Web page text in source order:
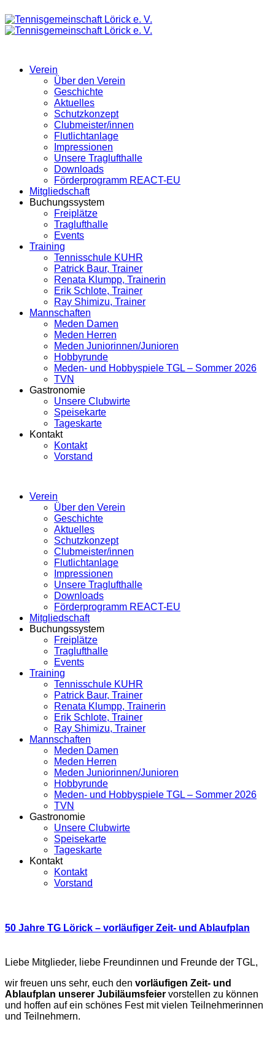
Verein
Über den Verein
Geschichte
Aktuelles
Schutzkonzept
Clubmeister/innen
Flutlichtanlage
Impressionen
Unsere Traglufthalle
Downloads
Förderprogramm REACT-EU
Mitgliedschaft
Buchungssystem
Freiplätze
Traglufthalle
Events
Training
Tennisschule KUHR
Patrick Baur, Trainer
Renata Klumpp, Trainerin
Erik Schlote, Trainer
Ray Shimizu, Trainer
Mannschaften
Meden Damen
Meden Herren
Meden Juniorinnen/Junioren
Hobbyrunde
Meden- und Hobbyspiele TGL – Sommer 2026
TVN
Gastronomie
Unsere Clubwirte
Speisekarte
Tageskarte
Kontakt
Kontakt
Vorstand
Verein
Über den Verein
Geschichte
Aktuelles
Schutzkonzept
Clubmeister/innen
Flutlichtanlage
Impressionen
Unsere Traglufthalle
Downloads
Förderprogramm REACT-EU
Mitgliedschaft
Buchungssystem
Freiplätze
Traglufthalle
Events
Training
Tennisschule KUHR
Patrick Baur, Trainer
Renata Klumpp, Trainerin
Erik Schlote, Trainer
Ray Shimizu, Trainer
Mannschaften
Meden Damen
Meden Herren
Meden Juniorinnen/Junioren
Hobbyrunde
Meden- und Hobbyspiele TGL – Sommer 2026
TVN
Gastronomie
Unsere Clubwirte
Speisekarte
Tageskarte
Kontakt
Kontakt
Vorstand
50 Jahre TG Lörick – vorläufiger Zeit- und Ablaufplan
Liebe Mitglieder, liebe Freundinnen und Freunde der TGL,
wir freuen uns sehr, euch den vorläufigen Zeit- und
Ablaufplan unserer Jubiläumsfeier vorstellen zu können
und hoffen auf ein schönes Fest mit vielen Teilnehmerinnen
und Teilnehmern.